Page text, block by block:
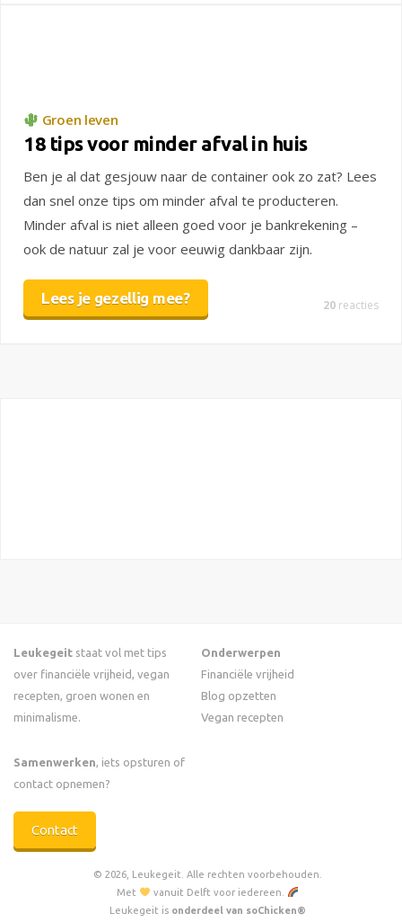
Groen leven
18 tips voor minder afval in huis
Ben je al dat gesjouw naar de container ook zo zat? Lees
dan snel onze tips om minder afval te producteren.
Minder afval is niet alleen goed voor je bankrekening –
ook de natuur zal je voor eeuwig dankbaar zijn.
Lees je gezellig mee? 20 reacties
Leukegeit staat vol met tips
over financiële vrijheid, vegan
recepten, groen wonen en
minimalisme.
Samenwerken, iets opsturen of
contact opnemen?
Contact
Onderwerpen
Financiële vrijheid
Blog opzetten
Vegan recepten
© 2026, Leukegeit. Alle rechten voorbehouden.
Met
vanuit Delft voor iedereen.
Leukegeit is onderdeel van soChicken®